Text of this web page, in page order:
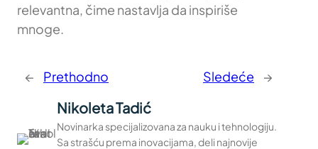
relevantna, čime nastavlja da inspiriše
mnoge.
← Prethodno Sledeće →
Nikoleta Tadić
Novinarka specijalizovana za nauku i tehnologiju.
Sa strašću prema inovacijama, deli najnovije